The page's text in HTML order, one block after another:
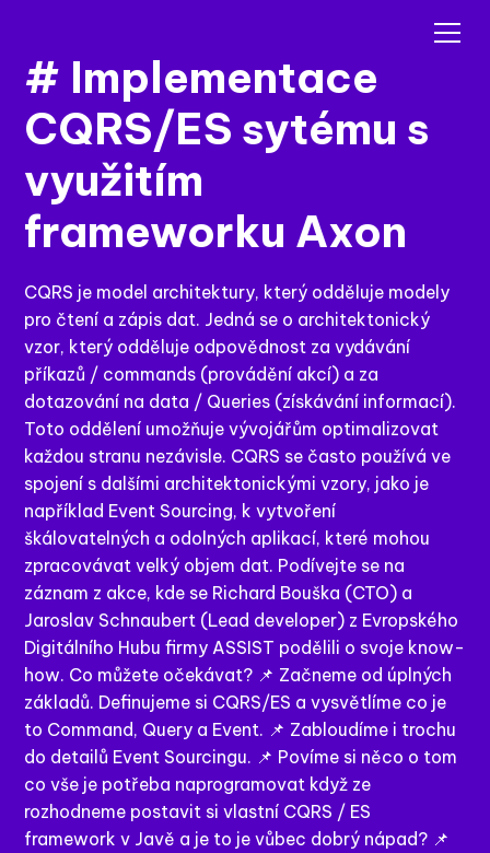
# Implementace
CQRS/ES sytému s
využitím
frameworku Axon
CQRS je model architektury, který odděluje modely
pro čtení a zápis dat. Jedná se o architektonický
vzor, který odděluje odpovědnost za vydávání
příkazů / commands (provádění akcí) a za
dotazování na data / Queries (získávání informací).
Toto oddělení umožňuje vývojářům optimalizovat
každou stranu nezávisle. CQRS se často používá ve
spojení s dalšími architektonickými vzory, jako je
například Event Sourcing, k vytvoření
škálovatelných a odolných aplikací, které mohou
zpracovávat velký objem dat. Podívejte se na
záznam z akce, kde se Richard Bouška (CTO) a
Jaroslav Schnaubert (Lead developer) z Evropského
Digitálního Hubu firmy ASSIST podělili o svoje know-
how. Co můžete očekávat? 📌 Začneme od úplných
základů. Definujeme si CQRS/ES a vysvětlíme co je
to Command, Query a Event. 📌 Zabloudíme i trochu
do detailů Event Sourcingu. 📌 Povíme si něco o tom
co vše je potřeba naprogramovat když ze
rozhodneme postavit si vlastní CQRS / ES
framework v Javě a je to je vůbec dobrý nápad? 📌